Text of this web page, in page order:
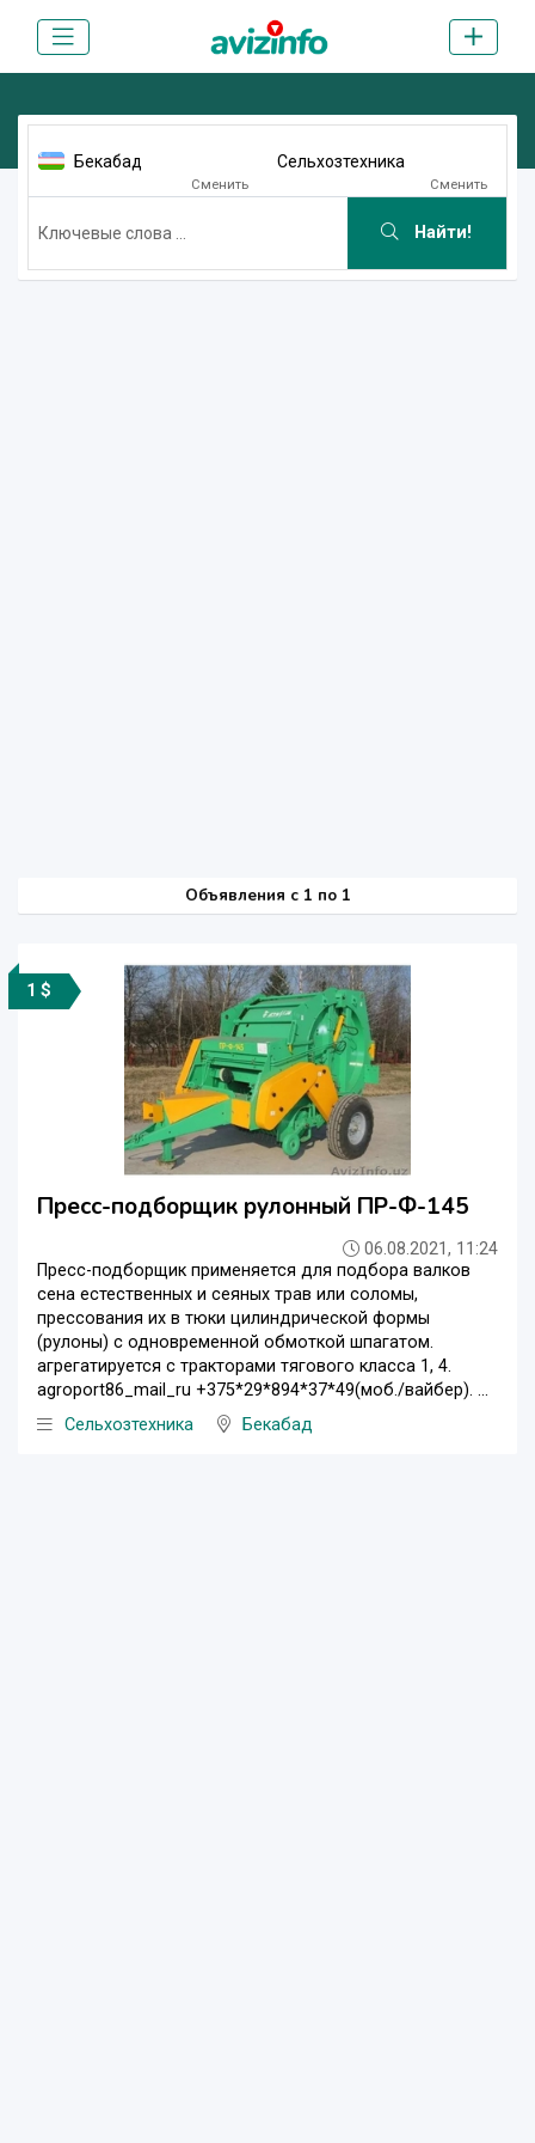
Бекабад
Сменить
Сельхозтехника
Сменить
Найти!
Объявления c 1 по 1
1 $
Пресс-подборщик рулонный ПР-Ф-145
06.08.2021, 11:24
Пресс-подборщик применяется для подбора валков
сена естественных и сеяных трав или соломы,
прессования их в тюки цилиндрической формы
(рулоны) с одновременной обмоткой шпагатом.
агрегатируется с тракторами тягового класса 1, 4.
agroport86_mail_ru +375*29*894*37*49(моб./вайбер). ...
Сельхозтехника
Бекабад